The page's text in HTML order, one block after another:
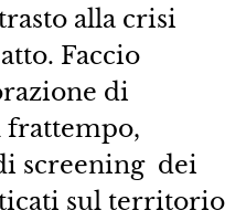
alla crisi
Faccio
di
frattempo,
screening ​ dei
sul territorio